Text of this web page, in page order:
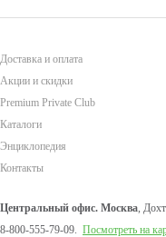
Доставка и оплата
Акции и скидки
Premium Private Club
Каталоги
Энциклопедия
Контакты
Центральный офис. Москва,
8-800-555-79-09. Посмотреть на